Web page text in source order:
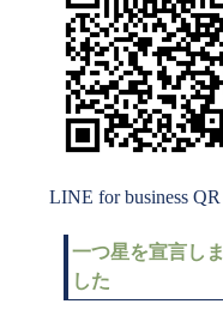
LINE for business QR
一つ星を宣言しま
した